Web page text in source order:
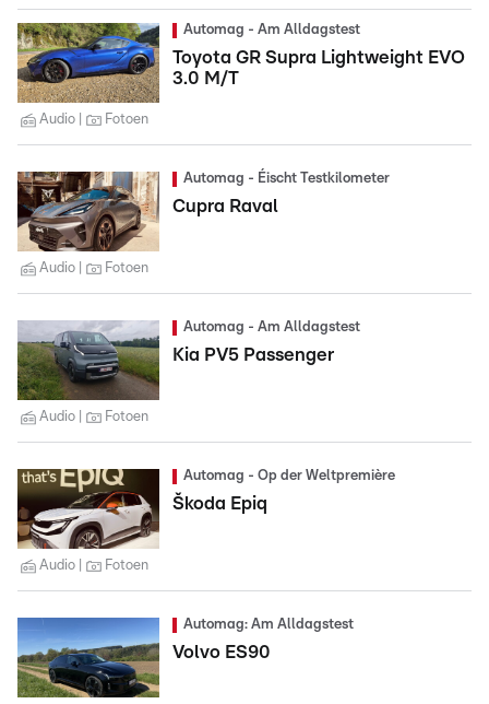
Automag - Am Alldagstest
Toyota GR Supra Lightweight EVO
3.0 M/T
Audio Fotoen
Automag - Éischt Testkilometer
Cupra Raval
Audio Fotoen
Automag - Am Alldagstest
Kia PV5 Passenger
Audio Fotoen
Automag - Op der Weltpremière
Škoda Epiq
Audio Fotoen
Automag: Am Alldagstest
Volvo ES90